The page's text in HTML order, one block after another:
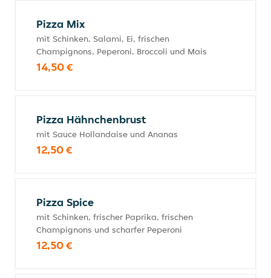
Pizza Mix
mit Schinken, Salami, Ei, frischen
Champignons, Peperoni, Broccoli und Mais
14,50 €
Pizza Hähnchenbrust
mit Sauce Hollandaise und Ananas
12,50 €
Pizza Spice
mit Schinken, frischer Paprika, frischen
Champignons und scharfer Peperoni
12,50 €